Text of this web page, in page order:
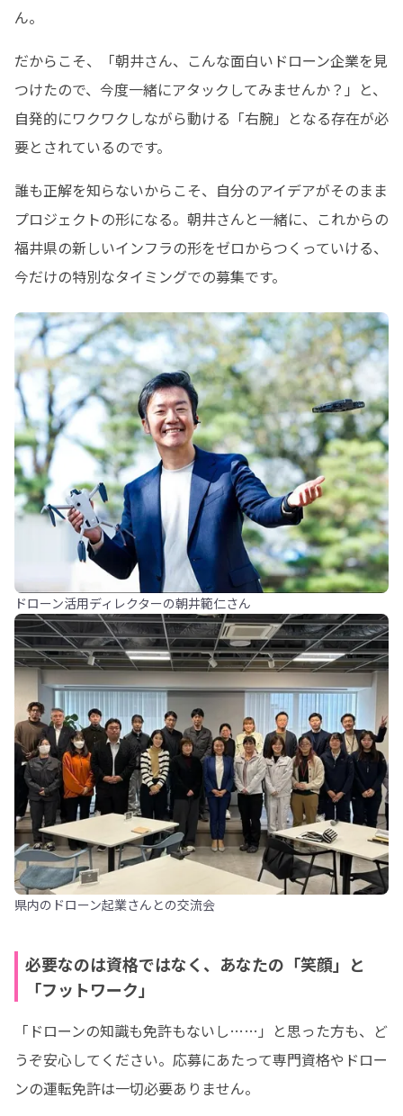
ん。
だからこそ、「朝井さん、こんな面白いドローン企業を見
つけたので、今度一緒にアタックしてみませんか？」と、
自発的にワクワクしながら動ける「右腕」となる存在が必
要とされているのです。
誰も正解を知らないからこそ、自分のアイデアがそのまま
プロジェクトの形になる。朝井さんと一緒に、これからの
福井県の新しいインフラの形をゼロからつくっていける、
今だけの特別なタイミングでの募集です。
ドローン活用ディレクターの朝井範仁さん
県内のドローン起業さんとの交流会
必要なのは資格ではなく、あなたの「笑顔」と
「フットワーク」
「ドローンの知識も免許もないし……」と思った方も、ど
うぞ安心してください。応募にあたって専門資格やドロー
ンの運転免許は一切必要ありません。